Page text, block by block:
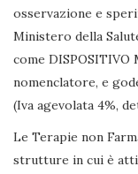
osservazione e
Ministero della
come
nomenclatore, e
(Iva agevolata 4%,
Le Terapie non
strutture in cui è